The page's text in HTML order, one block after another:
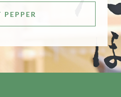
PEPPER